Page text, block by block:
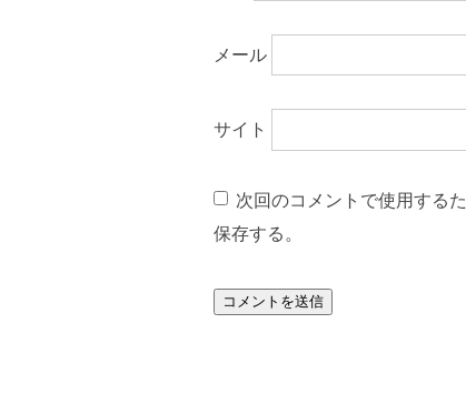
メール
サイト
次回のコメントで使用する
保存する。